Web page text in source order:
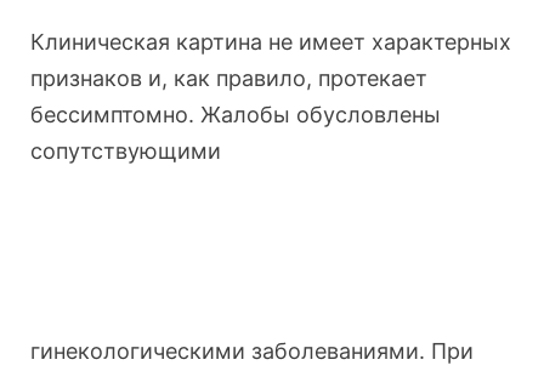
Клиническая картина не имеет характерных
признаков и, как правило, протекает
бессимптомно. Жалобы обусловлены
сопутствующими
гинекологическими заболеваниями. При